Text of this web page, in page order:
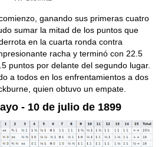
ganando sus primeras cuatro
sumar la mitad de los puntos que
en la cuarta ronda contra
racha y terminó con 22.5
puntos por delante del segundo lugar.
a todos en los enfrentamientos a dos
quien obtuvo un empate.
- 10 de julio de 1899